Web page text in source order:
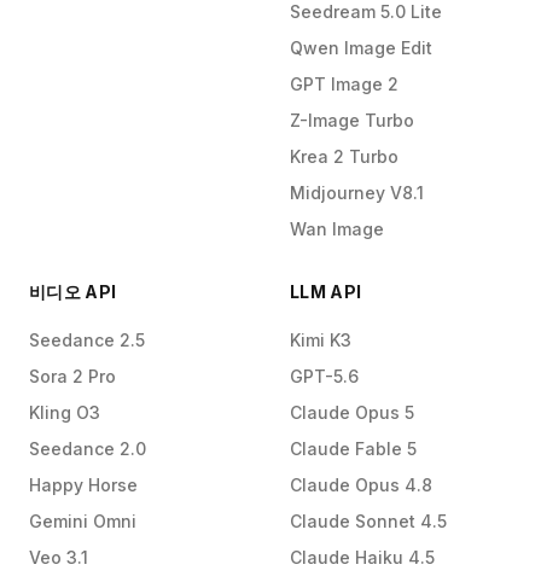
Seedream 5.0 Lite
Qwen Image Edit
GPT Image 2
Z-Image Turbo
Krea 2 Turbo
Midjourney V8.1
Wan Image
비디오 API
Seedance 2.5
Sora 2 Pro
Kling O3
Seedance 2.0
Happy Horse
Gemini Omni
Veo 3.1
LLM API
Kimi K3
GPT-5.6
Claude Opus 5
Claude Fable 5
Claude Opus 4.8
Claude Sonnet 4.5
Claude Haiku 4.5